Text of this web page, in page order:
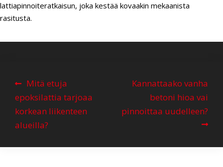
lattiapinnoiteratkaisun, joka kestää kovaakin mekaanista
rasitusta.
A
r
t
i
Mitä etuja
epoksilattia tarjoaa
korkean liikenteen
alueilla?
Kannattaako vanha
betoni hioa vai
pinnoittaa uudelleen?